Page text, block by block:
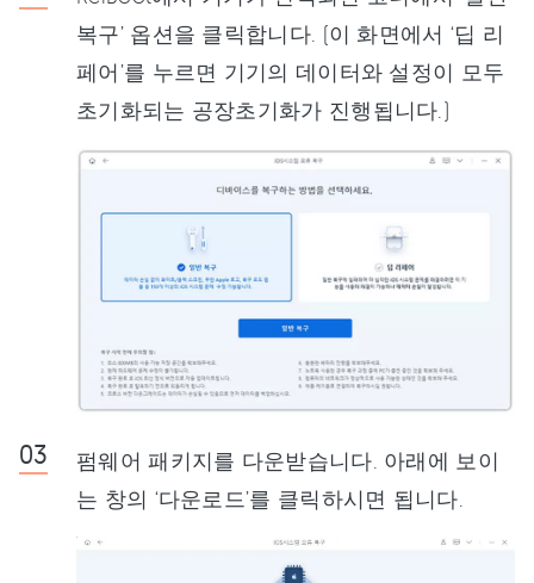
복구’ 옵션을 클릭합니다. (이 화면에서 ‘딥 리
페어’를 누르면 기기의 데이터와 설정이 모두
초기화되는 공장초기화가 진행됩니다.)
펌웨어 패키지를 다운받습니다. 아래에 보이
는 창의 ‘다운로드’를 클릭하시면 됩니다.